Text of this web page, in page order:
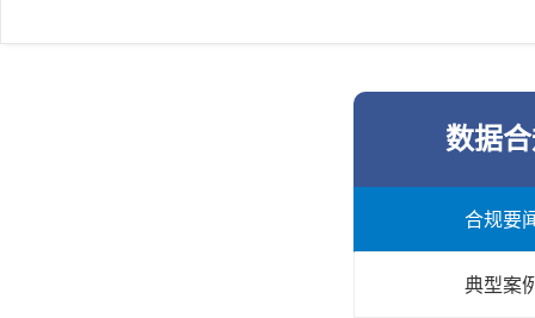
数据
合规要
典型案